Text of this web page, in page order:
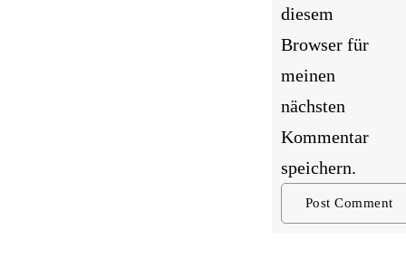
diesem
Browser für
meinen
nächsten
Kommentar
speichern.